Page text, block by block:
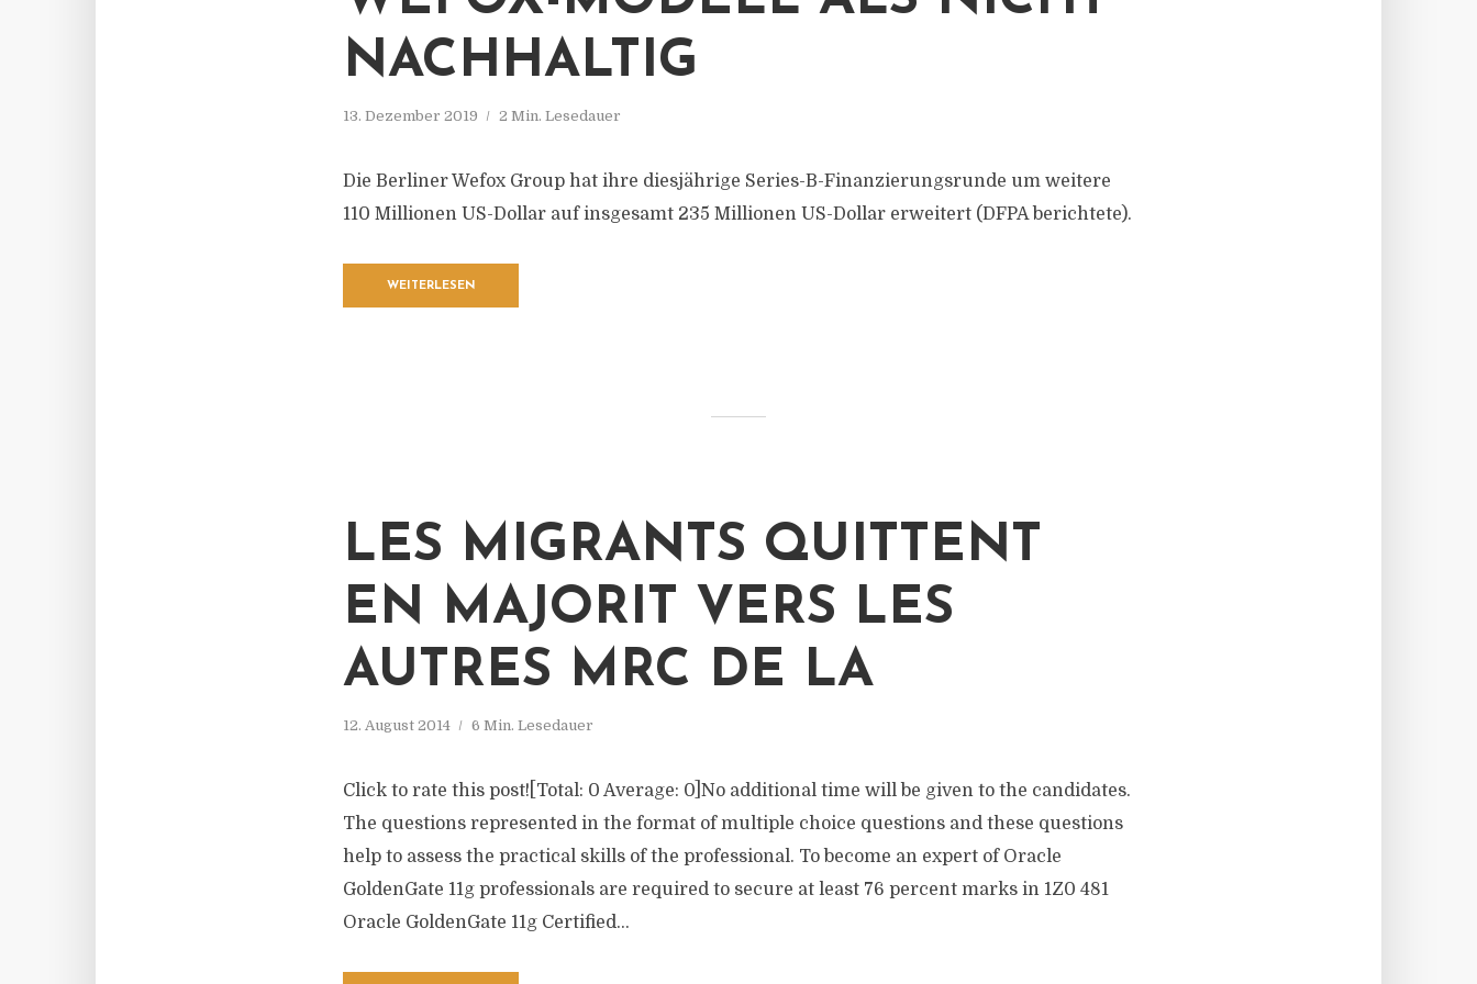
NACHHALTIG
13. Dezember 2019 2 Min. Lesedauer
Die Berliner Wefox Group hat ihre diesjährige Series-B-Finanzierungsrunde um weitere
110 Millionen US-Dollar auf insgesamt 235 Millionen US-Dollar erweitert (DFPA berichtete).
WEITERLESEN
LES MIGRANTS QUITTENT
EN MAJORIT VERS LES
AUTRES MRC DE LA
12. August 2014 6 Min. Lesedauer
Click to rate this post![Total: 0 Average: 0]No additional time will be given to the candidates.
The questions represented in the format of multiple choice questions and these questions
help to assess the practical skills of the professional. To become an expert of Oracle
GoldenGate 11g professionals are required to secure at least 76 percent marks in 1Z0 481
Oracle GoldenGate 11g Certified...